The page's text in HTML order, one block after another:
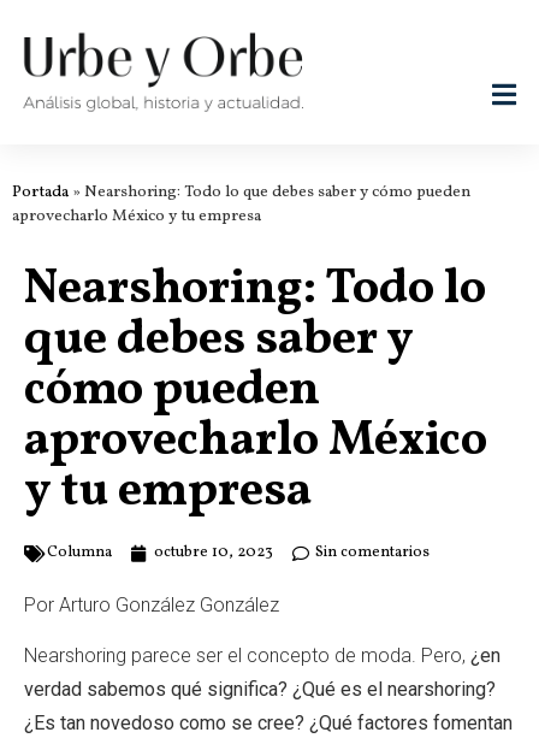
Portada » Nearshoring: Todo lo que debes saber y cómo pueden
aprovecharlo México y tu empresa
Nearshoring: Todo lo
que debes saber y
cómo pueden
aprovecharlo México
y tu empresa
Columna octubre 10, 2023 Sin comentarios
Por Arturo González González
Nearshoring parece ser el concepto de moda. Pero, ¿en
verdad sabemos qué significa? ¿Qué es el nearshoring?
¿Es tan novedoso como se cree? ¿Qué factores fomentan